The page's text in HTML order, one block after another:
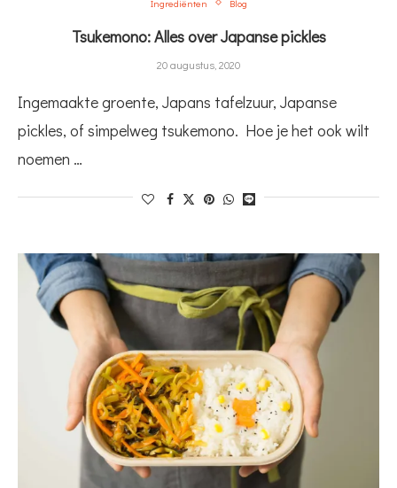
Ingrediënten Blog
Tsukemono: Alles over Japanse pickles
20 augustus, 2020
Ingemaakte groente, Japans tafelzuur, Japanse
pickles, of simpelweg tsukemono. Hoe je het ook wilt
noemen …